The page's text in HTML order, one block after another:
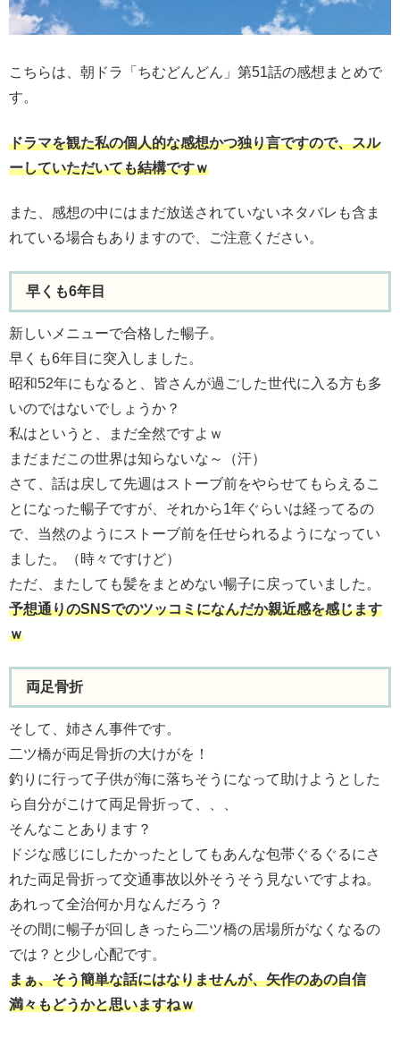
こちらは、朝ドラ「ちむどんどん」第51話の感想まとめで
す。
ドラマを観た私の個人的な感想かつ独り言ですので、スル
ーしていただいても結構ですｗ
また、感想の中にはまだ放送されていないネタバレも含ま
れている場合もありますので、ご注意ください。
早くも6年目
新しいメニューで合格した暢子。
早くも6年目に突入しました。
昭和52年にもなると、皆さんが過ごした世代に入る方も多
いのではないでしょうか？
私はというと、まだ全然ですよｗ
まだまだこの世界は知らないな～（汗）
さて、話は戻して先週はストーブ前をやらせてもらえるこ
とになった暢子ですが、それから1年ぐらいは経ってるの
で、当然のようにストーブ前を任せられるようになってい
ました。（時々ですけど）
ただ、またしても髪をまとめない暢子に戻っていました。
予想通りのSNSでのツッコミになんだか親近感を感じます
ｗ
両足骨折
そして、姉さん事件です。
二ツ橋が両足骨折の大けがを！
釣りに行って子供が海に落ちそうになって助けようとした
ら自分がこけて両足骨折って、、、
そんなことあります？
ドジな感じにしたかったとしてもあんな包帯ぐるぐるにさ
れた両足骨折って交通事故以外そうそう見ないですよね。
あれって全治何か月なんだろう？
その間に暢子が回しきったら二ツ橋の居場所がなくなるの
では？と少し心配です。
まぁ、そう簡単な話にはなりませんが、矢作のあの自信
満々もどうかと思いますねｗ